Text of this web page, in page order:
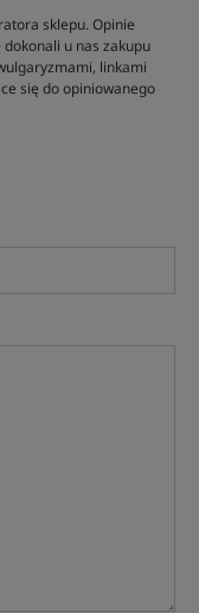
sklepu. Opinie
u nas zakupu
linkami
się do opiniowanego